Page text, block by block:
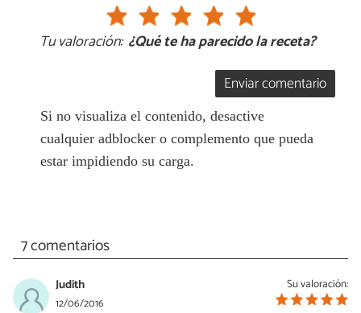
Tu valoración: ¿Qué te ha parecido la receta?
Enviar comentario
Si no visualiza el contenido, desactive
cualquier adblocker o complemento que pueda
estar impidiendo su carga.
7 comentarios
Su valoración:
Judith
12/06/2016